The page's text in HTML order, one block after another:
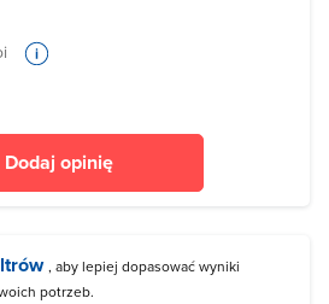
Dodaj opinię
, aby lepiej dopasować wyniki
potrzeb.